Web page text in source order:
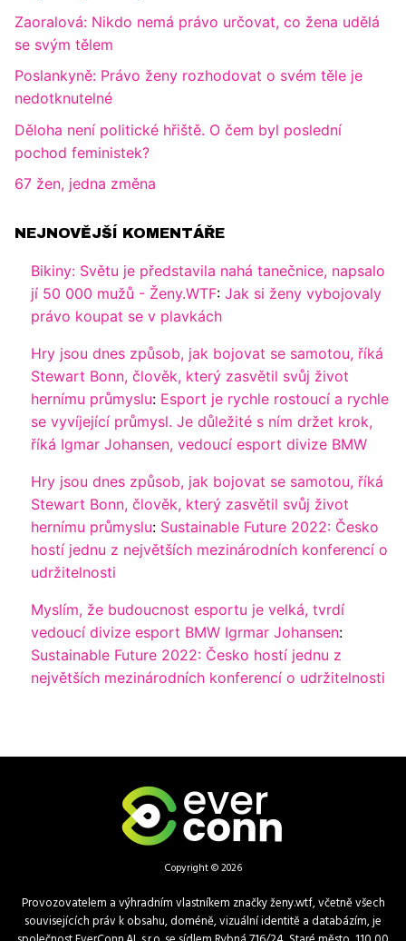
Zaoralová: Nikdo nemá právo určovat, co žena udělá
se svým tělem
Poslankyně: Právo ženy rozhodovat o svém těle je
nedotknutelné
Děloha není politické hřiště. O čem byl poslední
pochod feministek?
67 žen, jedna změna
NEJNOVĚJŠÍ KOMENTÁŘE
Bikiny: Světu je představila nahá tanečnice, napsalo
jí 50 000 mužů - Ženy.WTF: Jak si ženy vybojovaly
právo koupat se v plavkách
Hry jsou dnes způsob, jak bojovat se samotou, říká
Stewart Bonn, člověk, který zasvětil svůj život
hernímu průmyslu: Esport je rychle rostoucí a rychle
se vyvíjející průmysl. Je důležité s ním držet krok,
říká Igmar Johansen, vedoucí esport divize BMW
Hry jsou dnes způsob, jak bojovat se samotou, říká
Stewart Bonn, člověk, který zasvětil svůj život
hernímu průmyslu: Sustainable Future 2022: Česko
hostí jednu z největších mezinárodních konferencí o
udržitelnosti
Myslím, že budoucnost esportu je velká, tvrdí
vedoucí divize esport BMW Igrmar Johansen:
Sustainable Future 2022: Česko hostí jednu z
největších mezinárodních konferencí o udržitelnosti
Copyright © 2026
Provozovatelem a výhradním vlastníkem značky ženy.wtf, včetně všech
souvisejících práv k obsahu, doméně, vizuální identitě a databázím, je